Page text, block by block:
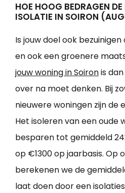
HOE HOOG BEDRAGEN
ISOLATIE IN SOIRON
Is jouw doel ook
en ook een groenere
jouw woning in Soironis
over na moet denken. Bij
nieuwere woningen zijn de
Het isoleren van een oude
besparen tot gemiddeld
op €1300 op jaarbasis. Op
berekenen we de
laat doen door een